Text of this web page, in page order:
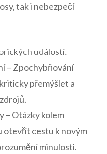
⁣tak i nebezpečí
událostí:
– Zpochybňování
přemýšlet a
– ⁣Otázky kolem
otevřít cestu k novým
minulosti.